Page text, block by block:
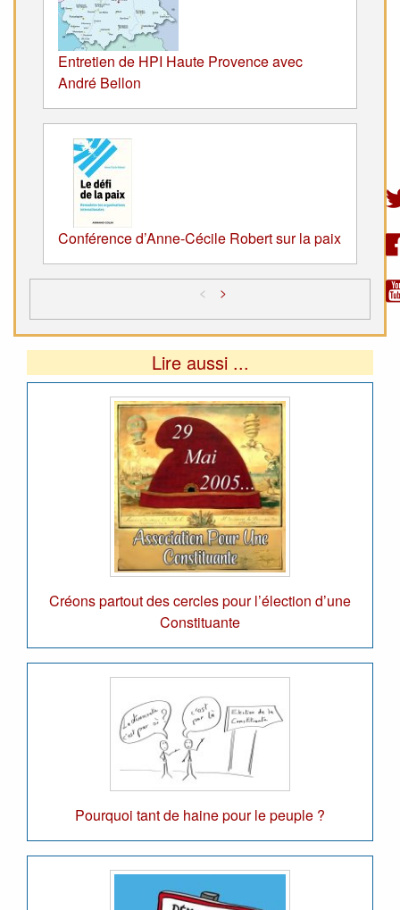
Entretien de HPI Haute Provence avec
André Bellon
Conférence d’Anne-Cécile Robert sur la paix
< >
Lire aussi ...
Créons partout des cercles pour l’élection d’une
Constituante
Pourquoi tant de haine pour le peuple ?